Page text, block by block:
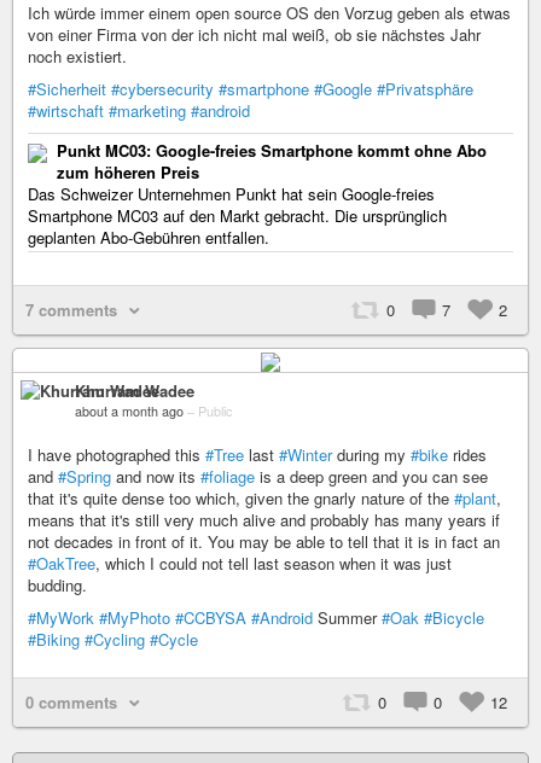
Ich würde immer einem open source OS den Vorzug geben als etwas
von einer Firma von der ich nicht mal weiß, ob sie nächstes Jahr
noch existiert.
#Sicherheit #cybersecurity #smartphone #Google #Privatsphäre
#wirtschaft #marketing #android
Punkt MC03: Google-freies Smartphone kommt ohne Abo
zum höheren Preis
Das Schweizer Unternehmen Punkt hat sein Google-freies
Smartphone MC03 auf den Markt gebracht. Die ursprünglich
geplanten Abo-Gebühren entfallen.
7 comments 0 7 2
Khurram Wadee
about a month ago – Public
I have photographed this #Tree last #Winterduring my #bike rides
and #Spring and now its #foliage is a deep green and you can see
that it's quite dense too which, given the gnarly nature of the #plant,
means that it's still very much alive and probably has many years if
not decades in front of it. You may be able to tell that it is in fact an
#OakTree, which I could not tell last season when it was just
budding.
#MyWork #MyPhoto #CCBYSA #Android Summer#Oak #Bicycle
#Biking #Cycling #Cycle
0 comments 0 0 12